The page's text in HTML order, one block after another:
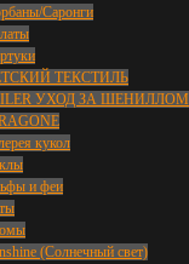
Саронги
ТЕКСТИЛЬ
УХОД ЗА ШЕНИЛЛОМ
кукол
и феи
(Солнечный свет)